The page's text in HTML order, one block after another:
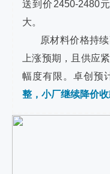
送到价2450-2480
大。
原材料价格持
上涨预期，且供应
幅度有限。卓创预
整，小厂继续降价收